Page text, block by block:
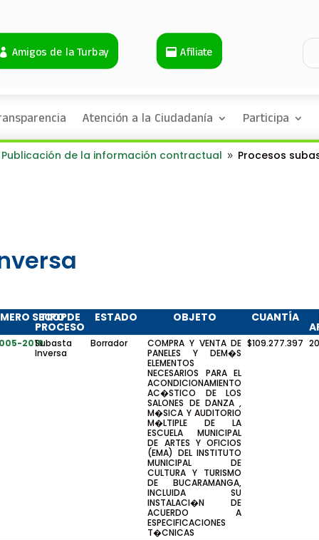
Amigos de la Turbay Afíliate
Atención a la Ciudadanía Participa
Publicación de la información contractual 9 Procesos
SECOP
TIPO DE
PROCESO
ESTADO OBJETO CUANTÍA
2019Subasta
Inversa
Borrador
COMPRA Y VENTA DE
PANELES Y DEM�S
ELEMENTOS
NECESARIOS PARA EL
ACONDICIONAMIENTO
AC�STICO DE LOS
SALONES DE DANZA ,
M�SICA Y AUDITORIO
M�LTIPLE DE LA
ESCUELA MUNICIPAL
DE ARTES Y OFICIOS
(EMA) DEL INSTITUTO
MUNICIPAL DE
CULTURA Y TURISMO
DE BUCARAMANGA,
INCLUIDA SU
INSTALACI�N DE
ACUERDO A
ESPECIFICACIONES
T�CNICAS
$109.277.397